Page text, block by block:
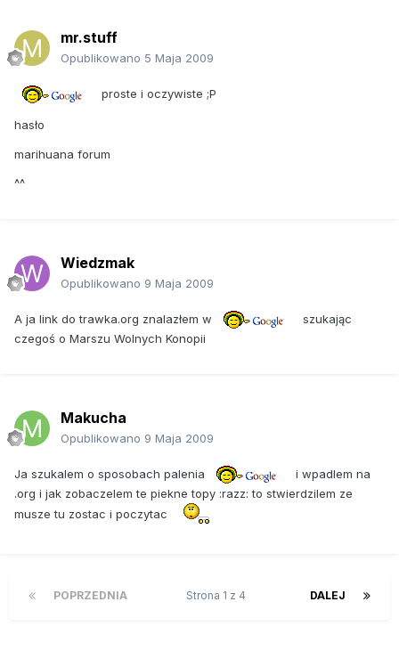
mr.stuff
Opublikowano 5 Maja 2009
proste i oczywiste ;P
hasło
marihuana forum
^^
Wiedzmak
Opublikowano 9 Maja 2009
A ja link do trawka.org znalazłem w
szukając
czegoś o Marszu Wolnych Konopii
Makucha
Opublikowano 9 Maja 2009
Ja szukalem o sposobach palenia
i wpadlem na
.org i jak zobaczelem te piekne topy :razz: to stwierdzilem ze
musze tu zostac i poczytac
POPRZEDNIA DALEJ
Strona 1 z 4